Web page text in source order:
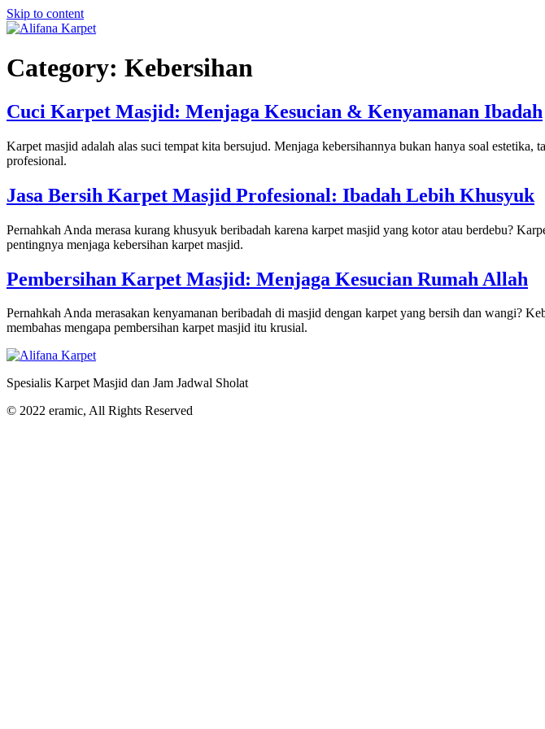
Skip to content
Category: Kebersihan
Cuci Karpet Masjid: Menjaga Kesucian & Kenyamanan Ibadah
Karpet masjid adalah alas suci tempat kita bersujud. Menjaga kebersihannya bukan hanya soal
profesional.
Jasa Bersih Karpet Masjid Profesional: Ibadah Lebih Khusyuk
Pernahkah Anda merasa kurang khusyuk beribadah karena karpet masjid yang kotor atau berdebu?
pentingnya menjaga kebersihan karpet masjid.
Pembersihan Karpet Masjid: Menjaga Kesucian Rumah Allah
Pernahkah Anda merasakan kenyamanan beribadah di masjid dengan karpet yang bersih dan wangi?
membahas mengapa pembersihan karpet masjid itu krusial.
Spesialis Karpet Masjid dan Jam Jadwal Sholat
© 2022 eramic, All Rights Reserved